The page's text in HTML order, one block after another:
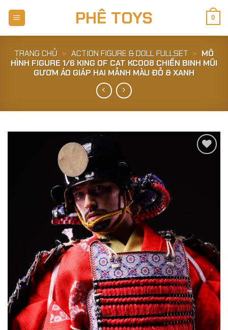
PHÊ TOYS 0
TRANG CHỦ » ACTION FIGURE & DOLL FULLSET » MÔ
HÌNH FIGURE 1/6 KING OF CAT KC008 CHIẾN BINH MŨI
GƯƠM ÁO GIÁP HAI MẢNH MÀU ĐỎ & XANH